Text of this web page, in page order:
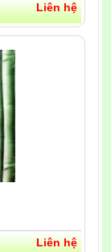
Liên hệ
Liên hệ